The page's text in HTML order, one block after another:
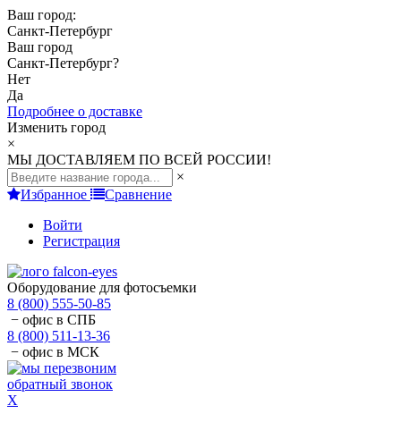
Ваш город:
Санкт-Петербург
Ваш город
Санкт-Петербург?
Нет
Да
Подробнее о доставке
Изменить город
×
МЫ ДОСТАВЛЯЕМ ПО ВСЕЙ РОССИИ!
×
Избранное
Сравнение
Войти
Регистрация
Оборудование для фотосъемки
8 (800) 555-50-85
− офис в СПБ
8 (800) 511-13-36
− офис в МСК
обратный звонок
X